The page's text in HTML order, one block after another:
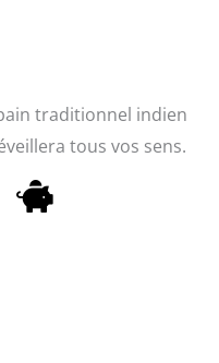
traditionnel indien
tous vos sens.